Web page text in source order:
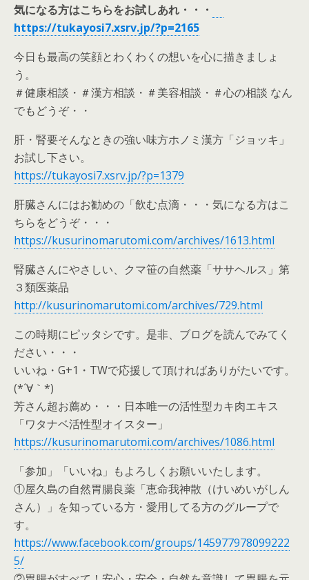
気になる方はこちらをお試しあれ・・・
https://tukayosi7.xsrv.jp/?p=2165
今日も最高の笑顔とわくわくの想いを心に描きましょ
う。
＃健康相談・＃漢方相談・＃美容相談・＃心の相談 なん
でもどうぞ・・
肝・腎要そんなときの強い味方ホノミ漢方「ジョッキ」
お試し下さい。
https://tukayosi7.xsrv.jp/?p=1379
肝臓さんにはお勧めの「飲む点滴・・・気になる方はこ
ちらをどうぞ・・・
https://kusurinomarutomi.com/archives/1613.html
腎臓さんにやさしい、クマ笹の自然薬「ササヘルス」第
３類医薬品
http://kusurinomarutomi.com/archives/729.html
この時期にピッタシです。是非、ブログを読んでみてく
ださい・・・
いいね・G+1・TWで応援して頂ければありがたいです。
(*´∀｀*)
芳さん超お薦め・・・日本唯一の活性型カキ肉エキス
「ワタナベ活性型オイスター」
https://kusurinomarutomi.com/archives/1086.html
「参加」「いいね」もよろしくお願いいたします。
①屋久島の自然胃腸良薬「恵命我神散（けいめいがしん
さん）」を知っている方・愛用してる方のグループで
す。
https://www.facebook.com/groups/145977978099222
5/